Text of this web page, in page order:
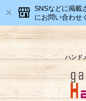
SNSなどに掲載
にお問い合わせ
ハンド